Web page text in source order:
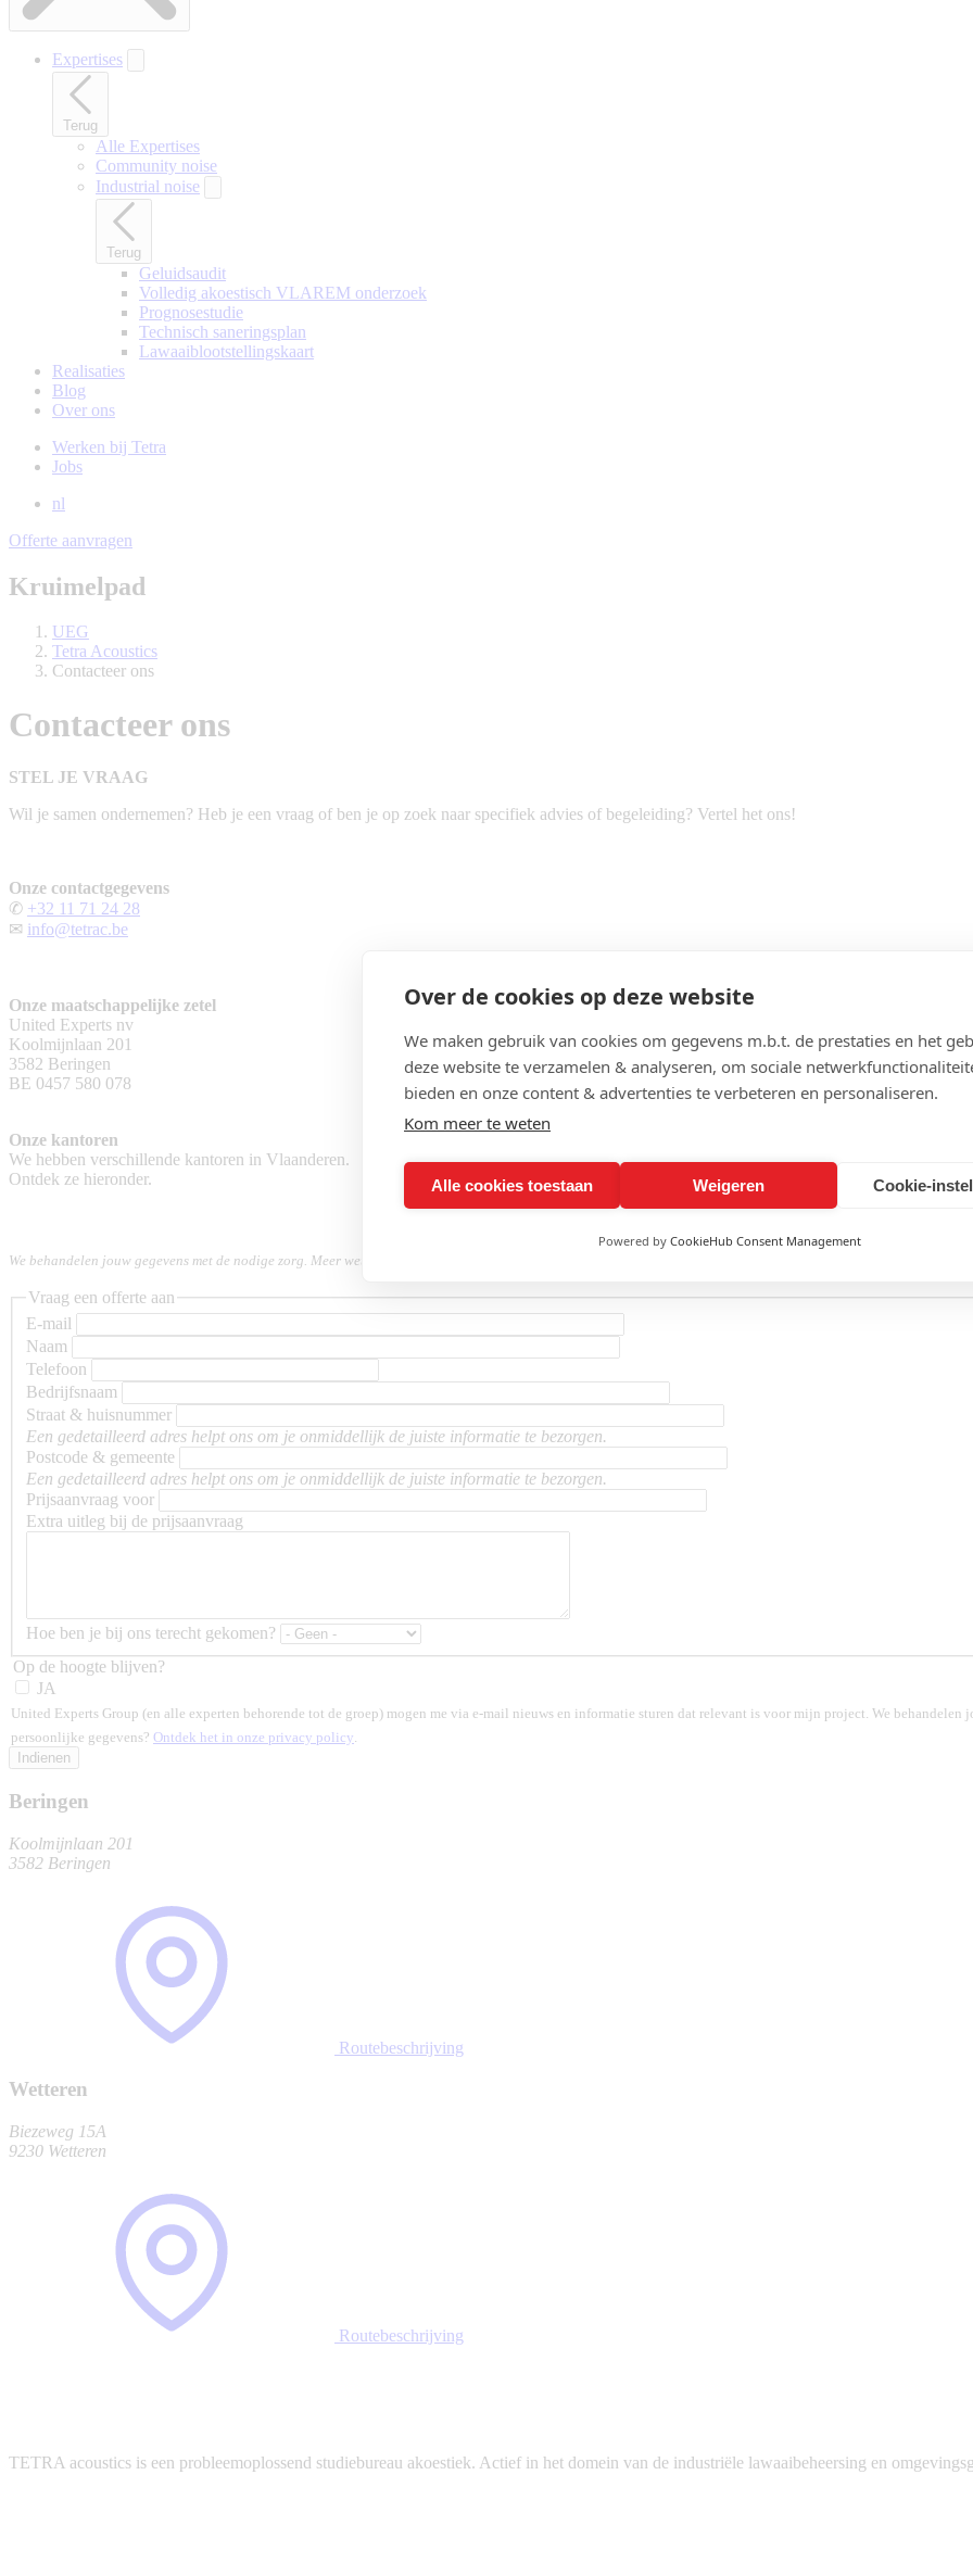
Expertises
Terug
Alle Expertises
Community noise
Industrial noise
Terug
Geluidsaudit
Volledig akoestisch VLAREM onderzoek
Prognosestudie
Technisch saneringsplan
Lawaaiblootstellingskaart
Realisaties
Blog
Over ons
Werken bij Tetra
Jobs
nl
Offerte aanvragen
Kruimelpad
UEG
Tetra Acoustics
Contacteer ons
Contacteer ons
STEL JE VRAAG
Wil je samen ondernemen? Heb je een vraag of ben je op zoek naar specifiek advies of begeleiding? Vertel het ons!
Onze contactgegevens
✆ +32 11 71 24 28
✉ info@tetrac.be
Onze maatschappelijke zetel
United Experts nv
Koolmijnlaan 201
3582 Beringen
BE 0457 580 078
Onze kantoren
We hebben verschillende kantoren in Vlaanderen.
Ontdek ze hieronder.
We behandelen jouw gegevens met de nodige zorg. Meer weten over de verwerking van jouw persoonlijke gegevens?
Vraag een offerte aan
E-mail
Naam
Telefoon
Bedrijfsnaam
Straat & huisnummer
Een gedetailleerd adres helpt ons om je onmiddellijk de juiste informatie te bezorgen.
Postcode & gemeente
Een gedetailleerd adres helpt ons om je onmiddellijk de juiste informatie te bezorgen.
Prijsaanvraag voor
Extra uitleg bij de prijsaanvraag
Hoe ben je bij ons terecht gekomen?
Op de hoogte blijven?
JA
United Experts Group (en alle experten behorende tot de groep) mogen me via e-mail nieuws en informatie sturen dat relevant is voor mijn project. We
persoonlijke gegevens? Ontdek het in onze privacy policy.
Beringen
Koolmijnlaan 201
3582 Beringen
Routebeschrijving
Wetteren
Biezeweg 15A
9230 Wetteren
Routebeschrijving
TETRA acoustics is een probleemoplossend studiebureau akoestiek. Actief in het domein van de industriële lawaaibeheersing en
Over de cookies op deze website
We maken gebruik van cookies om gegevens m.b.t. de prestaties en het
deze website te verzamelen & analyseren, om sociale
bieden en onze content & advertenties te verbeteren en personaliseren.
Kom meer te weten
Alle cookies toestaan Weigeren Cookie-
Powered by CookieHub Consent Management